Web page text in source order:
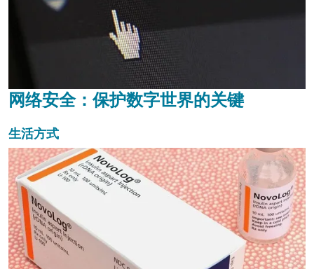
网络安全：保护数字世界的关键
生活方式